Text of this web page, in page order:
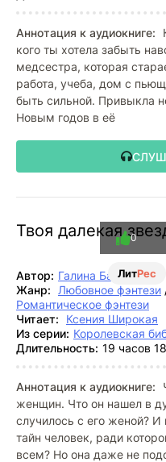
Аннотация к аудиокниге:
кого ты хотела забыть
медсестра, которая
работа, учеба, дом с
быть сильной. Привыкла
Новым годов в её
Твоя далекая
ЛитРес
0
Автор: Галина Бахмайер
Жанр:
Любовное фэнтези
Романтическое фэнтези
Читает:
Ксения Широкая
Из серии: Королевская
Длительность: 19 часов
Аннотация к аудиокниге:
женщин. Что он нашел в
случилось с его женой? И
тайн человек, ради
всем? Но она даже не